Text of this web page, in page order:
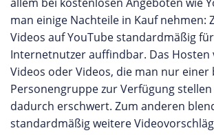
man einige Nachteile in Kauf nehmen:
Videos auf YouTube standardmäßig
Internetnutzer auffindbar. Das Hosten
Videos oder Videos, die man nur
Personengruppe zur Verfügung
dadurch erschwert. Zum anderen
standardmäßig weitere